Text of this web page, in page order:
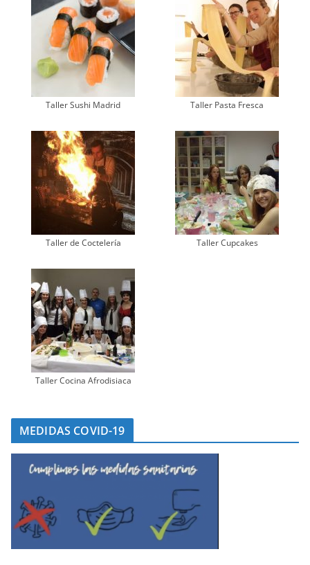
Taller Sushi Madrid Taller Pasta Fresca
Taller de Coctelería Taller Cupcakes
Taller Cocina Afrodisiaca
MEDIDAS COVID-19